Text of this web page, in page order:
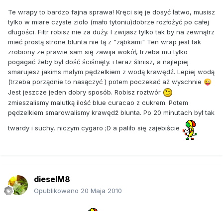
Te wrapy to bardzo fajna sprawa! Kręci się je dosyć łatwo, musisz
tylko w miare czyste zioło (mało tytoniu)dobrze rozłożyć po całej
długości. Filtr robisz nie za duży. I zwijasz tylko tak by na zewnątrz
mieć prostą strone blunta nie tą z "ząbkami" Ten wrap jest tak
zrobiony ze prawie sam się zawija wokół, trzeba mu tylko
pogagać żeby był dość ściśnięty. i teraz ślinisz, a najlepiej
smarujesz jakims małym pędzelkiem z wodą krawędź. Lepiej wodą
(trzeba porządnie to nasączyć ) potem poczekać aż wyschnie 😜
Jest jeszcze jeden dobry sposób. Robisz roztwór
zmieszalismy malutką ilość blue curacao z cukrem. Potem
pędzelkiem smarowalismy krawędź blunta. Po 20 minutach był tak
twardy i suchy, niczym cygaro ;D a paliło się zajebiście
dieselM8
Opublikowano 20 Maja 2010